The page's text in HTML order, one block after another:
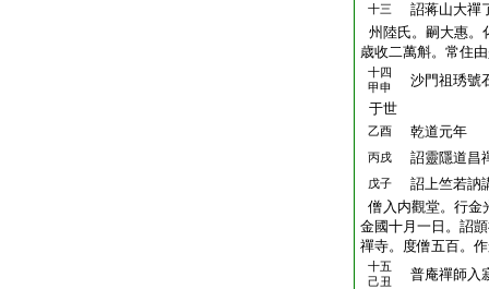
十三
詔蒋山大禪
州陸氏。嗣大惠。
歳收二萬斛。常住
十四
甲申
沙門祖琇號
于世
乙酉 乾道元年
丙戌 詔靈隱道昌
戊子
詔上竺若訥
僧入内觀堂。行金
金國十月一日。詔
禪寺。度僧五百。
十五
己丑
普庵禪師入